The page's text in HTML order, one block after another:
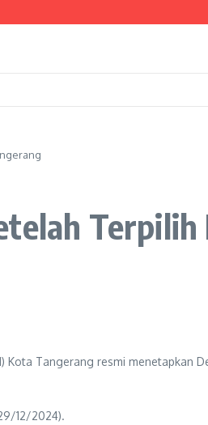
Tingkat Lingkungan
Kota Tangerang resmi menetapkan
12/2024).